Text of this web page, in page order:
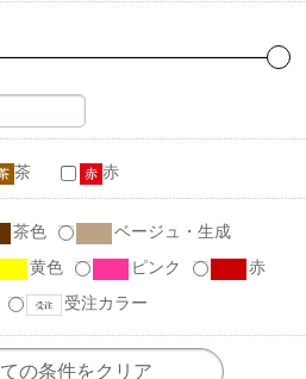
茶 赤
茶色
ベージュ・生成
黄色 ピンク
赤
受注カラー